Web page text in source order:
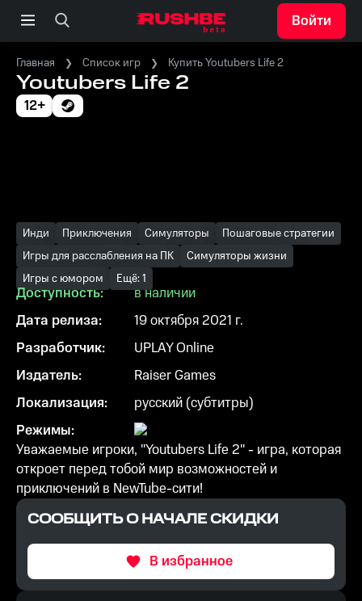
Войти
Главная Список игр Купить Youtubers Life 2
Youtubers Life 2
12+
Инди Приключения Симуляторы
Пошаговые стратегии
Игры для расслабления на ПК
Симуляторы жизни
Игры с юмором
Ещё: 1
Доступность:
в наличии
Дата релиза:
19 октября 2021 г.
Разработчик:
UPLAY Online
Издатель:
Raiser Games
Локализация:
русский (субтитры)
Режимы:
Уважаемые игроки, "Youtubers Life 2" - игра, которая
откроет перед тобой мир возможностей и
приключений в NewTube-сити!
СООБЩИТЬ О НАЧАЛЕ СКИДКИ
В избранное